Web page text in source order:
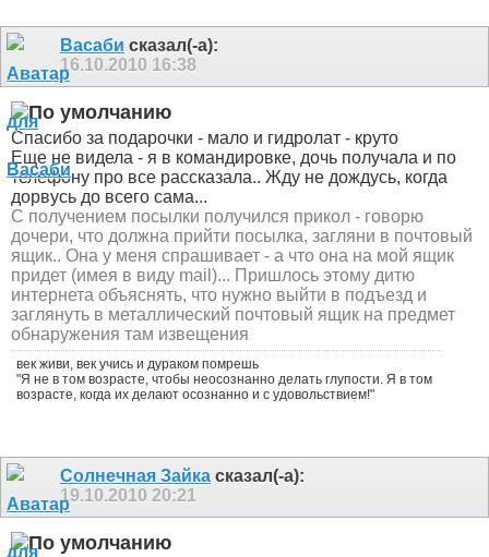
Васаби сказал(-а):
16.10.2010 16:38
Спасибо за подарочки - мало и гидролат - круто
Еще не видела - я в командировке, дочь получала и по
телефону про все рассказала.. Жду не дождусь, когда
дорвусь до всего сама...
С получением посылки получился прикол - говорю
дочери, что должна прийти посылка, загляни в почтовый
ящик.. Она у меня спрашивает - а что она на мой ящик
придет (имея в виду mail)... Пришлось этому дитю
интернета объяснять, что нужно выйти в подъезд и
заглянуть в металлический почтовый ящик на предмет
обнаружения там извещения
век живи, век учись и дураком помрешь
"Я не в том возрасте, чтобы неосознанно делать глупости. Я в том
возрасте, когда их делают осознанно и с удовольствием!"
Солнечная Зайка сказал(-а):
19.10.2010 20:21